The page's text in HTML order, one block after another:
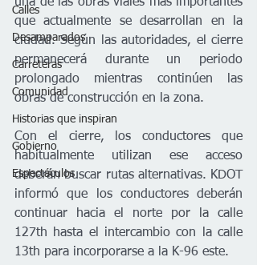
Calles
Desamparados
Carreteras
Comunidad
Historias que inspiran
Gobierno
Espectáculos
una de las obras viales más importantes
que actualmente se desarrollan en la
ciudad. Según las autoridades, el cierre
permanecerá durante un periodo
prolongado mientras continúen las
obras de construcción en la zona.
Con el cierre, los conductores que
habitualmente utilizan ese acceso
deberán buscar rutas alternativas. KDOT
informó que los conductores deberán
continuar hacia el norte por la calle
127th hasta el intercambio con la calle
13th para incorporarse a la K-96 este.